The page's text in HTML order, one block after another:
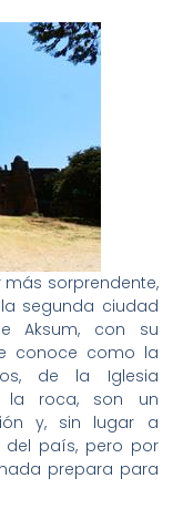
más sorprendente,
segunda ciudad
Aksum, con su
conoce como la
de la Iglesia
la roca, son un
y, sin lugar a
del país, pero por
prepara para